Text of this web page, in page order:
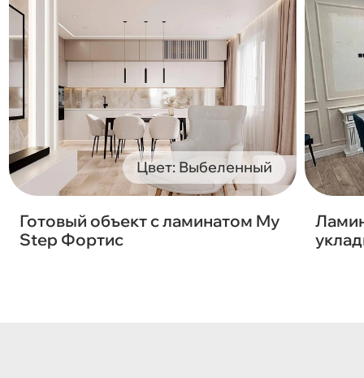
Цвет: Выбеленный
Готовый объект с ламинатом My
Step Фортис